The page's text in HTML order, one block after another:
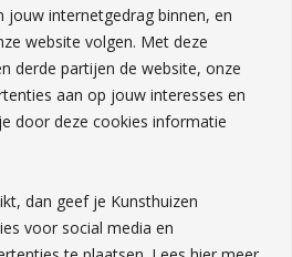
jouw internetgedrag binnen, en
website volgen. Met deze
derde partijen de website, onze
aan op jouw interesses en
door deze cookies informatie
dan geef je Kunsthuizen
voor social media en